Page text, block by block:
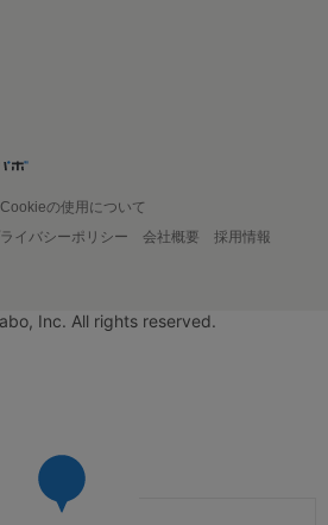
Cookieの使用について
イバシーポリシー 会社概要
採用情報
Inc. All rights reserved.